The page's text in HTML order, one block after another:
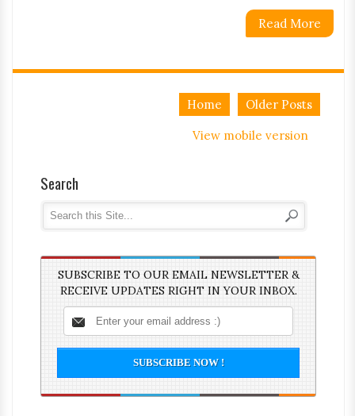
Read More
Older Posts
Home
View mobile version
Search
SUBSCRIBE TO OUR EMAIL NEWSLETTER &
RECEIVE UPDATES RIGHT IN YOUR INBOX.